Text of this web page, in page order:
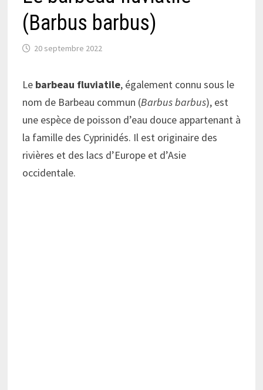
(Barbus barbus)
20 septembre 2022
Le barbeau fluviatile, également connu sous le
nom de Barbeau commun (Barbus barbus), est
une espèce de poisson d’eau douce appartenant à
la famille des Cyprinidés. Il est originaire des
rivières et des lacs d’Europe et d’Asie
occidentale.